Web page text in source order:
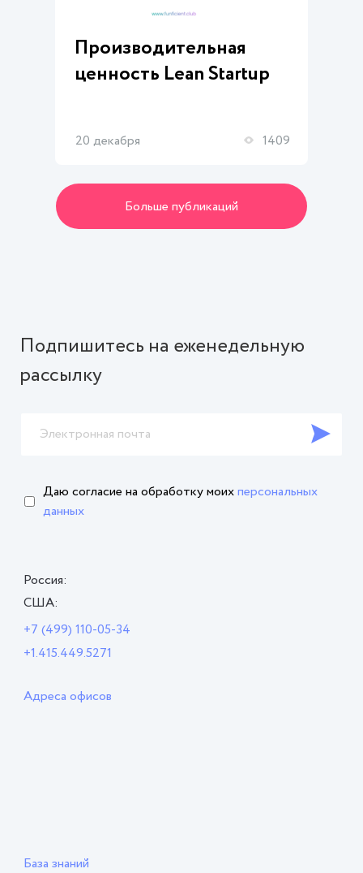
Производительная
ценность Lean Startup
20 декабря 1409
Больше публикаций
Подпишитесь на еженедельную
рассылку
Даю согласие на обработкумоихперсональных
данных
Россия:
США:
+7 (499) 110-05-34
+1.415.449.5271
Адреса офисов
База знаний